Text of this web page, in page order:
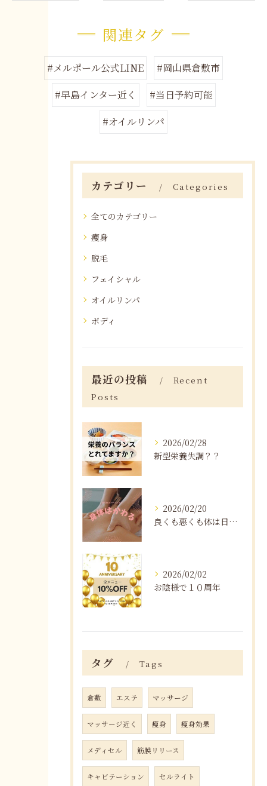
関連タグ
#メルポール公式LINE
#岡山県倉敷市
#早島インター近く
#当日予約可能
#オイルリンパ
カテゴリー Categories
全てのカテゴリー
痩身
脱毛
フェイシャル
オイルリンパ
ボディ
最近の投稿
Recent
Posts
2026/02/28
新型栄養失調？？
2026/02/20
良くも悪くも体は日々変化する
2026/02/02
お陰様で１０周年
タグ Tags
倉敷 エステ マッサージ
マッサージ近く 瘦身 瘦身効果
メディセル 筋膜リリース
キャビテーション セルライト